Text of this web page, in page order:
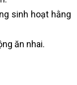
sinh hoạt hằng
ăn nhai.